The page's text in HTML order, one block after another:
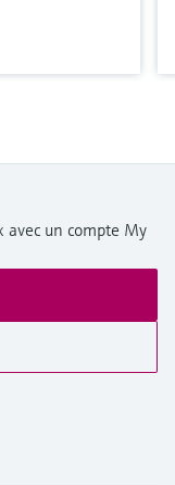
avec un compte My